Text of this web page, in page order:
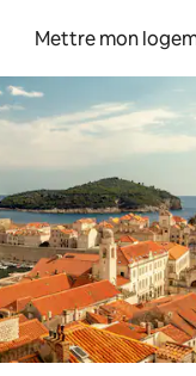
Mettre mon